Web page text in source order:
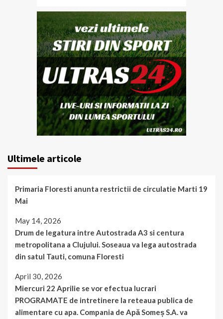
Ultimele articole
Primaria Floresti anunta restrictii de circulatie Marti 19
Mai
May 14, 2026
Drum de legatura intre Autostrada A3 si centura
metropolitana a Clujului. Soseaua va lega autostrada
din satul Tauti, comuna Floresti
April 30, 2026
Miercuri 22 Aprilie se vor efectua lucrari
PROGRAMATE de intretinere la reteaua publica de
alimentare cu apa. Compania de Apă Someș S.A. va